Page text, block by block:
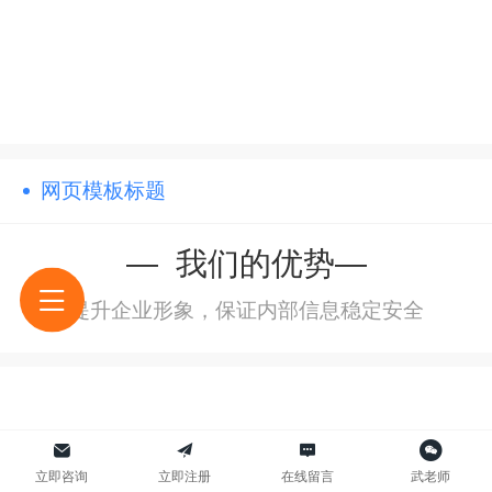
网页模板标题
— 我们的优势—
提升企业形象，保证内部信息稳定安全
立即咨询 立即注册 在线留言 武老师